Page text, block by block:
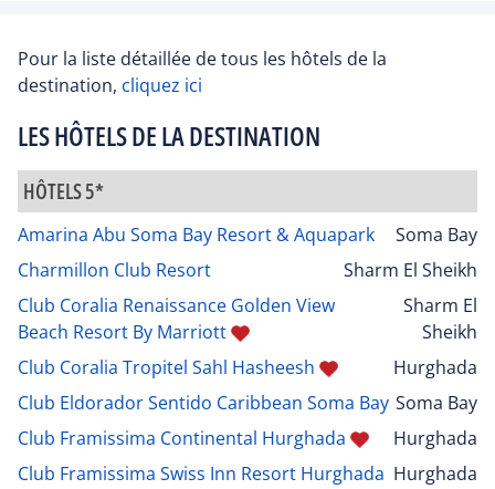
Pour la liste détaillée de tous les hôtels de la
destination, cliquez ici
LES HÔTELS DE LA DESTINATION
HÔTELS 5*
Amarina Abu Soma Bay Resort & Aquapark
Soma Bay
Charmillon Club Resort
Sharm El Sheikh
Club Coralia Renaissance Golden View
Beach Resort By Marriott
Sharm El
Sheikh
Club Coralia Tropitel Sahl Hasheesh
Hurghada
Club Eldorador Sentido Caribbean Soma Bay Soma Bay
Club Framissima Continental Hurghada
Hurghada
Club Framissima Swiss Inn Resort Hurghada Hurghada